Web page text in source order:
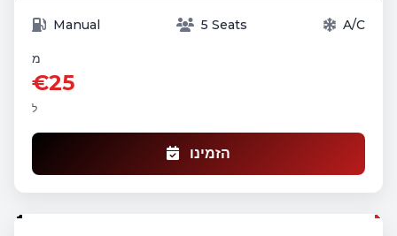
Manual 5 Seats A/C
מ
€25
ל
הזמינו